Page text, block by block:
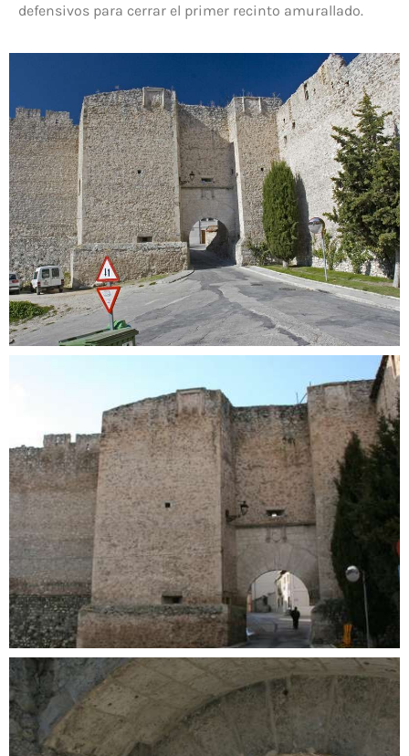
defensivos para cerrar el primer recinto amurallado.